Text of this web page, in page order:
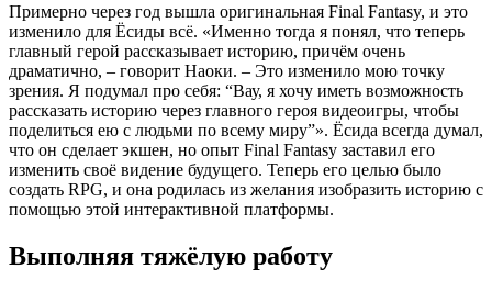
Примерно через год вышла оригинальная Final Fantasy, и это
изменило для Ёсиды всё. «Именно тогда я понял, что теперь
главный герой рассказывает историю, причём очень
драматично, – говорит Наоки. – Это изменило мою точку
зрения. Я подумал про себя: “Вау, я хочу иметь возможность
рассказать историю через главного героя видеоигры, чтобы
поделиться ею с людьми по всему миру”». Ёсида всегда думал,
что он сделает экшен, но опыт Final Fantasy заставил его
изменить своё видение будущего. Теперь его целью было
создать RPG, и она родилась из желания изобразить историю с
помощью этой интерактивной платформы.
Выполняя тяжёлую работу